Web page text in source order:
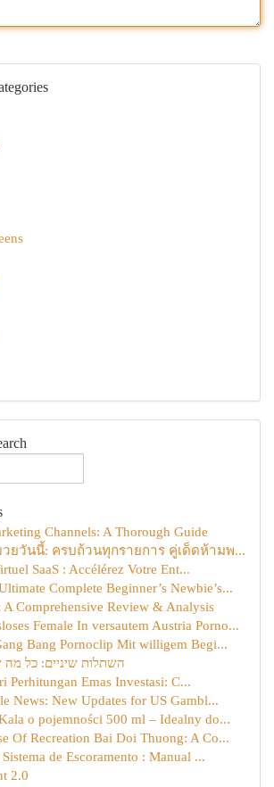
Channels: A Thorough Guide
ยวันนี้: ครบถ้วนทุกรายการ คู่เด็ดห้ามพ...
SaaS : Accélérez Votre Ent...
Complete Beginner’s Newbie’s...
A Comprehensive Review & Analysis
Female In versautem Austria Porno...
Bang Pornoclip Mit willigem Begi...
השתלות שיניים: כל מה
Perhitungan Emas Investasi: C...
News: New Updates for US Gambl...
o pojemności 500 ml – Idealny do...
Of Recreation Bai Doi Thuong: A Co...
de Escoramento : Manual ...
2.0